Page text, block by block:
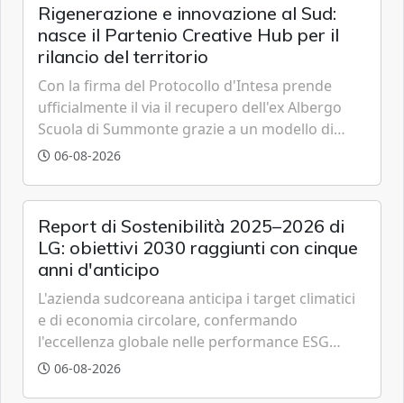
Rigenerazione e innovazione al Sud:
nasce il Partenio Creative Hub per il
rilancio del territorio
Con la firma del Protocollo d'Intesa prende
ufficialmente il via il recupero dell'ex Albergo
Scuola di Summonte grazie a un modello di
partenariato pubblico-privato e a una rete di
06-08-2026
Report di Sostenibilità 2025–2026 di
LG: obiettivi 2030 raggiunti con cinque
anni d'anticipo
L'azienda sudcoreana anticipa i target climatici
e di economia circolare, confermando
l'eccellenza globale nelle performance ESG
grazie a innovazione, accessibilità e governance
06-08-2026